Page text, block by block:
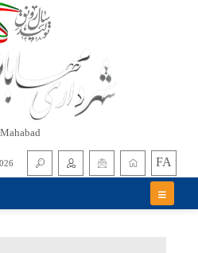
Mahabad
FA